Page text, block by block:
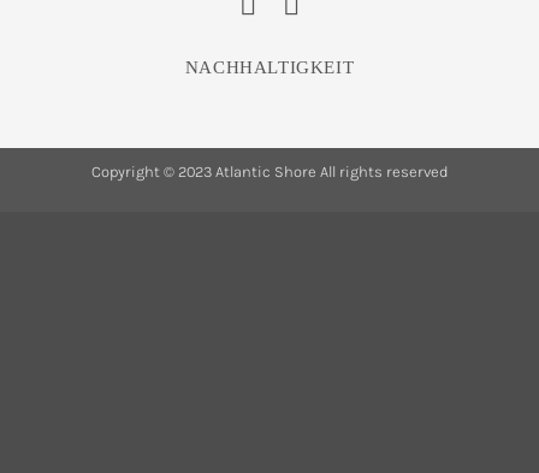
NACHHALTIGKEIT
Copyright © 2023 Atlantic Shore All rights reserved